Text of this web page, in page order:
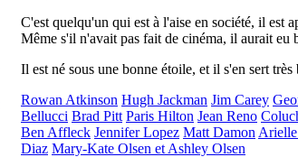
C'est quelqu'un qui est à l'aise en société, il est
Même s'il n'avait pas fait de cinéma, il aurait eu
Il est né sous une bonne étoile, et il s'en sert très
Rowan Atkinson Hugh Jackman Jim Carey
Bellucci Brad Pitt Paris Hilton Jean Reno
Ben Affleck Jennifer Lopez Matt Damon
Diaz Mary-Kate Olsen et Ashley Olsen